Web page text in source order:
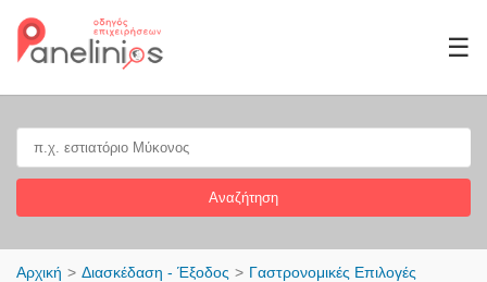
☰
Αναζήτηση
Αρχική Διασκέδαση - Έξοδος
Γαστρονομικές Επιλογές